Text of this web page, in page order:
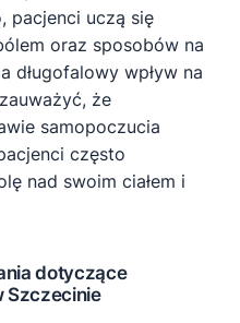
pacjenci uczą się
oraz sposobów na
długofalowy wpływ na
że
samopoczucia
często
nad swoim ciałem i
dotyczące
Szczecinie